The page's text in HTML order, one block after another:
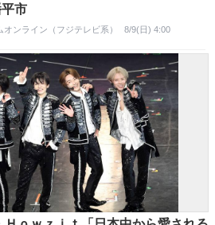
市
オンライン（フジテレビ系） 8/9(日) 4:00